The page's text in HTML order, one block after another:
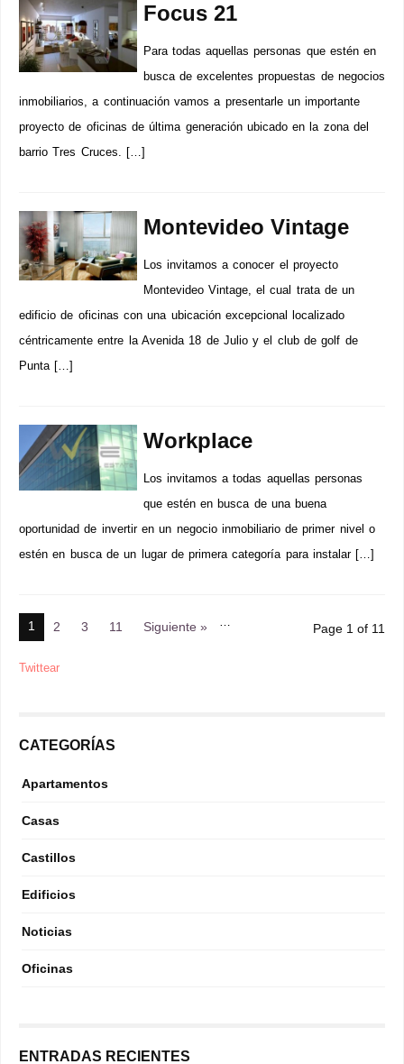
Focus 21
Para todas aquellas personas que estén en
busca de excelentes propuestas de negocios
inmobiliarios, a continuación vamos a presentarle un importante
proyecto de oficinas de última generación ubicado en la zona del
barrio Tres Cruces. […]
Montevideo Vintage
Los invitamos a conocer el proyecto
Montevideo Vintage, el cual trata de un
edificio de oficinas con una ubicación excepcional localizado
céntricamente entre la Avenida 18 de Julio y el club de golf de
Punta […]
Workplace
Los invitamos a todas aquellas personas
que estén en busca de una buena
oportunidad de invertir en un negocio inmobiliario de primer nivel o
estén en busca de un lugar de primera categoría para instalar […]
1 2 3 …
11 Siguiente » Page 1 of 11
Twittear
CATEGORÍAS
Apartamentos
Casas
Castillos
Edificios
Noticias
Oficinas
ENTRADAS RECIENTES